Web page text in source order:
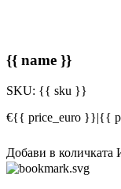
{{ name }}
SKU: {{ sku }}
€{{ price_euro }}|{{
Добави в количката